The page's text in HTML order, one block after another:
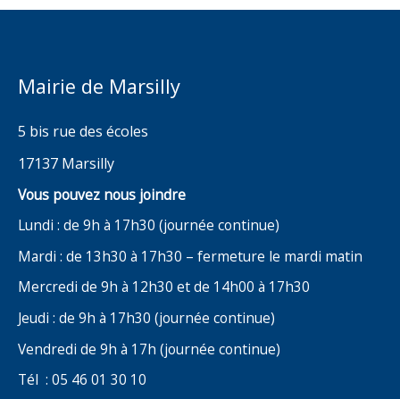
Mairie de Marsilly
5 bis rue des écoles
17137 Marsilly
Vous pouvez nous joindre
Lundi : de 9h à 17h30 (journée continue)
Mardi : de 13h30 à 17h30 – fermeture le mardi matin
Mercredi de 9h à 12h30 et de 14h00 à 17h30
Jeudi : de 9h à 17h30 (journée continue)
Vendredi de 9h à 17h (journée continue)
Tél : 05 46 01 30 10